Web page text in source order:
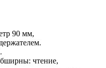
90 мм,
чтение,